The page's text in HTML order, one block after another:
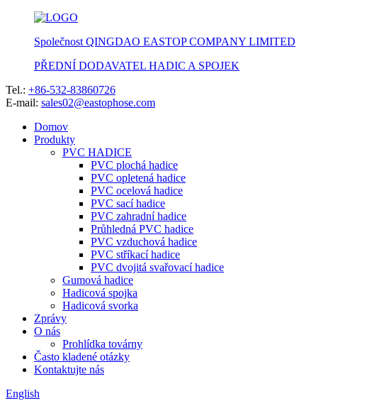
Společnost QINGDAO EASTOP COMPANY LIMITED
PŘEDNÍ DODAVATEL HADIC A SPOJEK
Tel.: +86-532-83860726
E-mail: sales02@eastophose.com
Domov
Produkty
PVC HADICE
PVC plochá hadice
PVC opletená hadice
PVC ocelová hadice
PVC sací hadice
PVC zahradní hadice
Průhledná PVC hadice
PVC vzduchová hadice
PVC stříkací hadice
PVC dvojitá svařovací hadice
Gumová hadice
Hadicová spojka
Hadicová svorka
Zprávy
O nás
Prohlídka továrny
Často kladené otázky
Kontaktujte nás
English